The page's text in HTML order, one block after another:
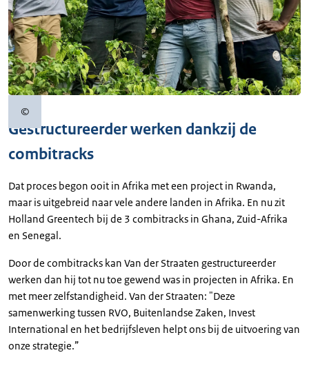
©Copyrightinformatie
Gestructureerder werken dankzij de
combitracks
Dat proces begon ooit in Afrika met een project in Rwanda,
maar is uitgebreid naar vele andere landen in Afrika. En nu zit
Holland Greentech bij de 3 combitracks in Ghana, Zuid-Afrika
en Senegal.
Door de combitracks kan Van der Straaten gestructureerder
werken dan hij tot nu toe gewend was in projecten in Afrika. En
met meer zelfstandigheid. Van der Straaten: "Deze
samenwerking tussen RVO, Buitenlandse Zaken, Invest
International en het bedrijfsleven helpt ons bij de uitvoering van
onze strategie.”